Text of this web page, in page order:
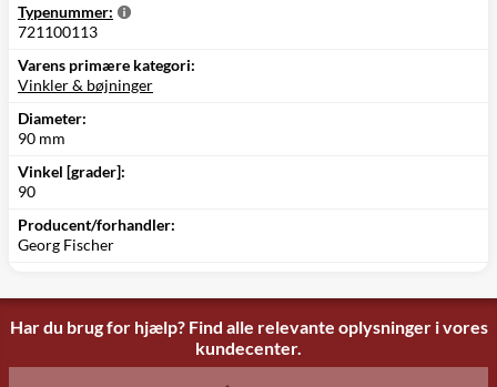
Typenummer:
721100113
Varens primære kategori:
Vinkler & bøjninger
Diameter:
90 mm
Vinkel [grader]:
90
Producent/forhandler:
Georg Fischer
Har du brug for hjælp? Find alle relevante oplysninger i vores
kundecenter.